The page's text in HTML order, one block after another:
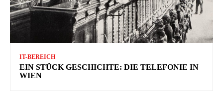
IT-BEREICH
EIN STÜCK GESCHICHTE: DIE TELEFONIE IN
WIEN